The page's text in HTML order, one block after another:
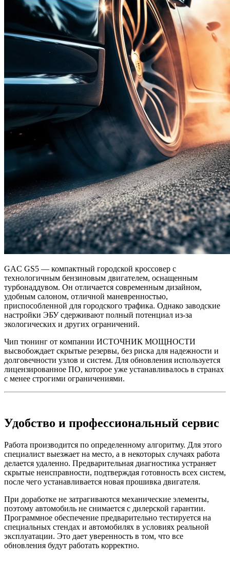
GAC GS5 — компактный городской кроссовер с
технологичным бензиновым двигателем, оснащенным
турбонаддувом. Он отличается современным дизайном,
удобным салоном, отличной маневренностью,
приспособленной для городского трафика. Однако заводские
настройки ЭБУ сдерживают полный потенциал из-за
экологических и других ограничений.
Чип тюнинг от компании ИСТОЧНИК МОЩНОСТИ
высвобождает скрытые резервы, без риска для надежности и
долговечности узлов и систем. Для обновления используется
лицензированное ПО, которое уже устанавливалось в странах
с менее строгими ограничениями.
Удобство и профессиональный сервис
Работа производится по определенному алгоритму. Для этого
специалист выезжает на место, а в некоторых случаях работа
делается удаленно. Предварительная диагностика устраняет
скрытые неисправности, подтверждая готовность всех систем,
после чего устанавливается новая прошивка двигателя.
При доработке не затрагиваются механические элементы,
поэтому автомобиль не снимается с дилерской гарантии.
Программное обеспечение предварительно тестируется на
специальных стендах и автомобилях в условиях реальной
эксплуатации. Это дает уверенность в том, что все
обновления будут работать корректно.